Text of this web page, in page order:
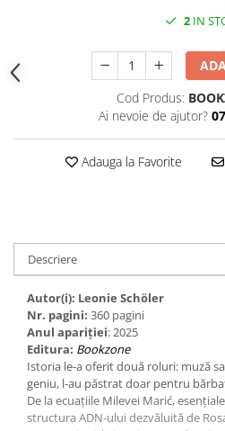
2 IN
Cod Produs:
Ai nevoie de ajutor?
Adauga la Favorite
Descriere
Autor(i): Leonie Schöler
Nr. pagini: 360 pagini
Anul apariţiei: 2025
Editura: Bookzone
Istoria le-a oferit două roluri: muză
geniu, l-au păstrat doar pentru
De la ecuațiile Milevei Marić,
structura ADN-ului dezvăluită de